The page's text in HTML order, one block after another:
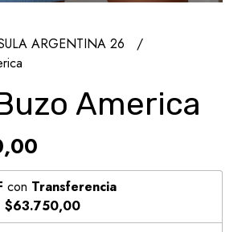
ARGENTINA 26
America
con Transferencia
$63.750,00